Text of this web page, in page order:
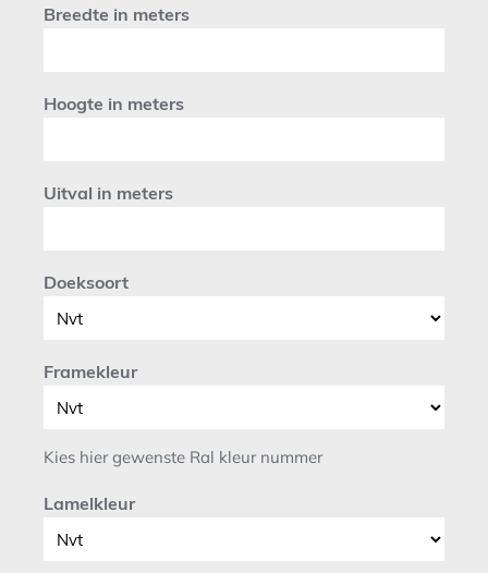
Breedte in meters
Hoogte in meters
Uitval in meters
Doeksoort
Framekleur
Kies hier gewenste Ral kleur nummer
Lamelkleur